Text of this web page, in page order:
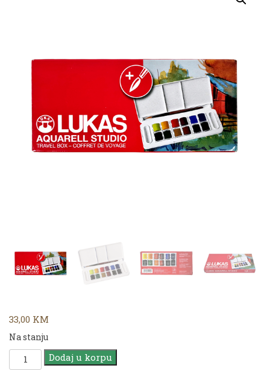
33,00 KM
Na stanju
LUKAS
Aquarell
Dodaj u korpu